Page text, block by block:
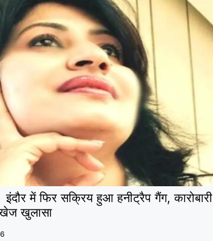
में फिर सक्रिय हुआ हनीट्रैप गैंग, कारोबारी
खुलासा